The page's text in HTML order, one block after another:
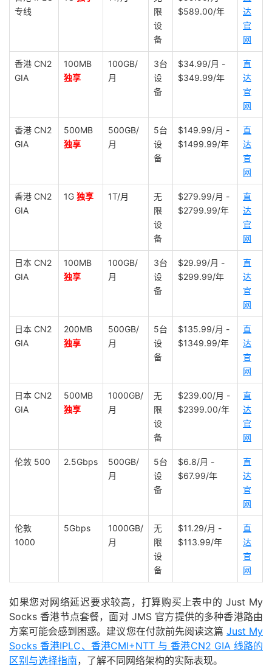
专线
限
设
备
$589.00/年
达
官
网
香港 CN2
GIA
100MB
独享
100GB/
月
3台
设
备
$34.99/月 -
$349.99/年
直
达
官
网
香港 CN2
GIA
500MB
独享
500GB/
月
5台
设
备
$149.99/月 -
$1499.99/年
直
达
官
网
香港 CN2
GIA
1G 独享 1T/月
无
限
设
备
$279.99/月 -
$2799.99/年
直
达
官
网
日本 CN2
GIA
100MB
独享
100GB/
月
3台
设
备
$29.99/月 -
$299.99/年
直
达
官
网
日本 CN2
GIA
200MB
独享
500GB/
月
5台
设
备
$135.99/月 -
$1349.99/年
直
达
官
网
日本 CN2
GIA
500MB
独享
1000GB/
月
无
限
设
备
$239.00/月 -
$2399.00/年
直
达
官
网
伦敦 500 2.5Gbps
500GB/
月
5台
设
备
$6.8/月 -
$67.99/年
直
达
官
网
伦敦
1000
5Gbps
1000GB/
月
无
限
设
备
$11.29/月 -
$113.99/年
直
达
官
网
如果您对网络延迟要求较高，打算购买上表中的 Just My
Socks 香港节点套餐，面对 JMS 官方提供的多种香港路由
方案可能会感到困惑。建议您在付款前先阅读这篇 Just My
Socks 香港IPLC、香港CMI+NTT 与 香港CN2 GIA 线路的
区别与选择指南，了解不同网络架构的实际表现。